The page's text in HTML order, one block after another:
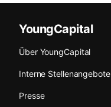
YoungCapital
Über YoungCapital
Interne Stellenangebote
Presse